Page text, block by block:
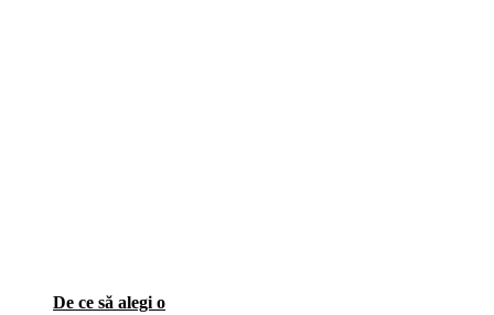
De ce să alegi o